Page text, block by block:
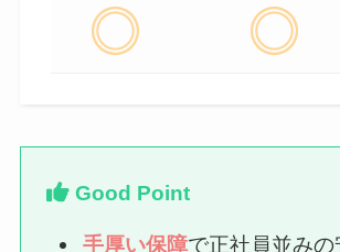
Good Point
手厚い保障で正社員並みの